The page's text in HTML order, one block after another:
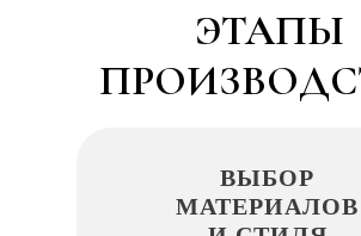
ВЫБОР
МАТЕРИАЛОВ
ЭТАПЫ